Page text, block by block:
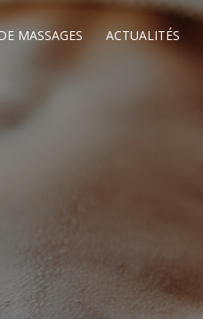
MASSAGES ACTUALITÉS